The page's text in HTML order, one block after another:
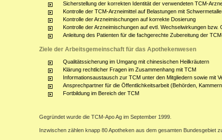
Sicherstellung der korrekten Identität der verwendeten TCM-
Kontrolle der TCM-Arzneimittel auf Belastungen mit
Kontrolle der Arzneimischungen auf korrekte Dosierung
Kontrolle der Arzneimischungen auf evtl. Wechselwirkungen
Anleitung des Patienten für die fachgerechte Zubereitung der
Ziele der Arbeitsgemeinschaft für das Apothekenwesen
Qualitätssicherung im Umgang mit chinesischen Heilkräutern
Klärung rechtlicher Fragen im Zusammenhang mit TCM
Informationsaustausch zur TCM unter den Mitgliedern sowie mit
Ansprechpartner für die Öffentlichkeitsarbeit (Behörden,
Fortbildung im Bereich der TCM
Gegründet wurde die TCM-Apo Ag im September 1999.
Inzwischen zählen knapp 80 Apotheken aus dem gesamten Bundesgebiet